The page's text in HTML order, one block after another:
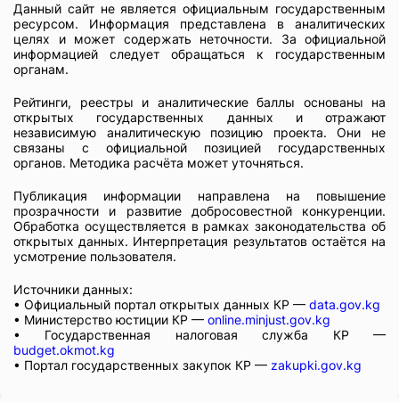
Данный сайт не является официальным государственным
ресурсом. Информация представлена в аналитических
целях и может содержать неточности. За официальной
информацией следует обращаться к государственным
органам.
Рейтинги, реестры и аналитические баллы основаны на
открытых государственных данных и отражают
независимую аналитическую позицию проекта. Они не
связаны с официальной позицией государственных
органов. Методика расчёта может уточняться.
Публикация информации направлена на повышение
прозрачности и развитие добросовестной конкуренции.
Обработка осуществляется в рамках законодательства об
открытых данных. Интерпретация результатов остаётся на
усмотрение пользователя.
Источники данных:
• Официальный портал открытых данных КР — data.gov.kg
• Министерство юстиции КР — online.minjust.gov.kg
• Государственная налоговая служба КР —
budget.okmot.kg
• Портал государственных закупок КР — zakupki.gov.kg